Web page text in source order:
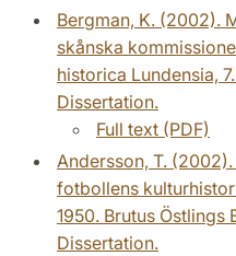
Bergman, K. (2002).
skånska
historica Lundensia,
Dissertation.
Full text (PDF)
Andersson, T.
fotbollens
1950. Brutus
Dissertation.